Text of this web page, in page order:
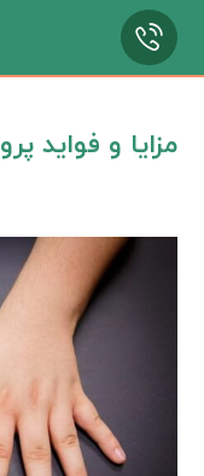
مزایا و فواید